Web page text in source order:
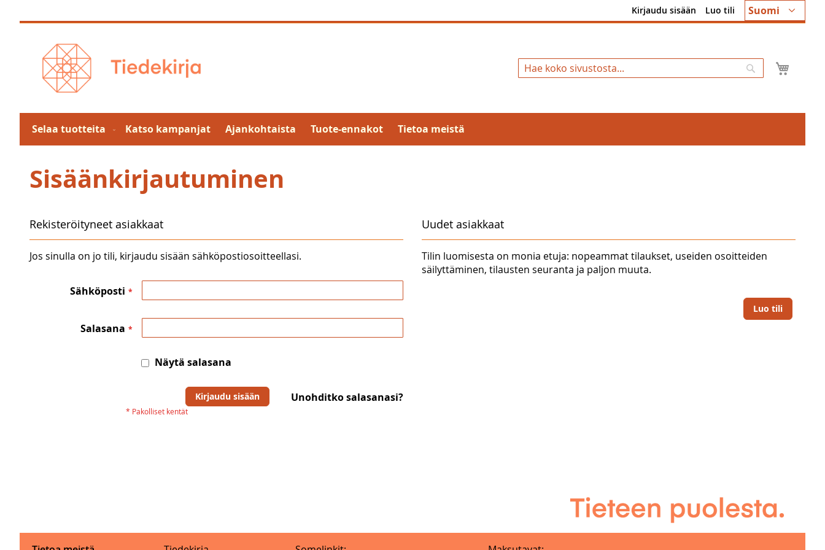
to
Kieli
Suomi
Kirjaudu sisään Luo tili
Hae
Selaa tuotteita Katso kampanjat Ajankohtaista Tuote-ennakot Tietoa meistä
Sisäänkirjautuminen
Rekisteröityneet asiakkaat
Jos sinulla on jo tili, kirjaudu sisään sähköpostiosoitteellasi.
Sähköposti
Salasana
Näytä salasana
Kirjaudu sisään Unohditko salasanasi?
Uudet asiakkaat
Tilin luomisesta on monia etuja: nopeammat tilaukset, useiden osoitteiden
säilyttäminen, tilausten seuranta ja paljon muuta.
Luo tili